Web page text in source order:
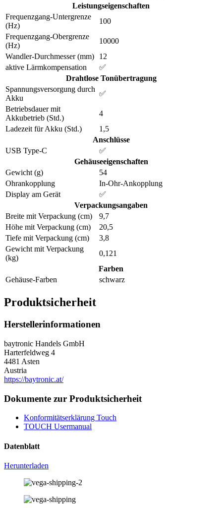
Leistungseigenschaften
Frequenzgang-Untergrenze
(Hz)
100
Frequenzgang-Obergrenze
(Hz)
10000
Wandler-Durchmesser (mm)
12
aktive Lärmkompensation
✅
Drahtlose Tonübertragung
Spannungsversorgung durch
Akku
✅
Betriebsdauer mit
Akkubetrieb (Std.)
4
Ladezeit für Akku (Std.)
1,5
Anschlüsse
USB Type-C
✅
Gehäuseeigenschaften
Gewicht (g)
54
Ohrankopplung
In-Ohr-Ankopplung
Display am Gerät
✅
Verpackungsangaben
Breite mit Verpackung (cm)
9,7
Höhe mit Verpackung (cm)
20,5
Tiefe mit Verpackung (cm)
3,8
Gewicht mit Verpackung
(kg)
0,121
Farben
Gehäuse-Farben
schwarz
Produktsicherheit
Herstellerinformationen
baytronic Handels GmbH
Harterfeldweg 4
4481 Asten
Austria
https://baytronic.at/
Dokumente zur Produktsicherheit
Konformitätserklärung Touch
TOUCH Usermanual
Datenblatt
Herunterladen